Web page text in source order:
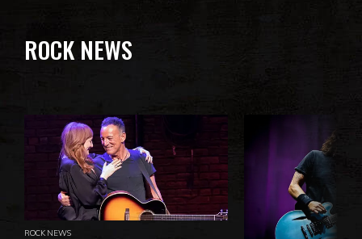
ROCK NEWS
ROCK NEWS